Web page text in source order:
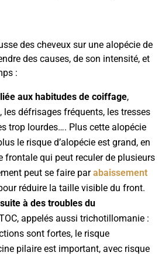
des cheveux sur une alopécie de
des causes, de son intensité, et
:
aux habitudes de coiffage,
défrisages fréquents, les tresses
trop lourdes…. Plus cette alopécie
le risque d’alopécie est grand, en
frontale qui peut reculer de plusieurs
peut se faire parabaissement
réduire la taille visible du front.
à des troubles du
appelés aussi trichotillomanie :
sont fortes, le risque
pilaire est important, avec risque